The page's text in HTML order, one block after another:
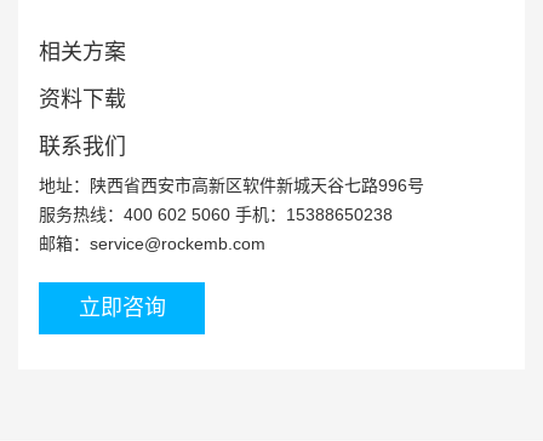
Rockchip高性能八核AIoT核心板RCB-880
相关方案
资料下载
联系我们
地址：陕西省西安市高新区软件新城天谷七路996号
服务热线：400 602 5060 手机：15388650238
邮箱：service@rockemb.com
立即咨询